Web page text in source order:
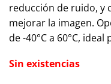
reducción de ruido, y
mejorar la imagen.
de -40°C a 60°C,
Sin existencias